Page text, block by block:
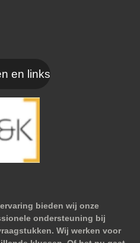
en links
bieden wij onze
ondersteuning bij
Wij werken voor